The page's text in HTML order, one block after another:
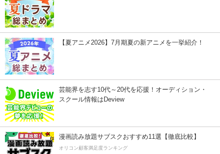
【夏アニメ2026】7月期夏の新アニメを一挙紹介！
芸能界を志す10代～20代を応援！オーディション・
スクール情報はDeview
漫画読み放題サブスクおすすめ11選【徹底比較】
オリコン顧客満足度ランキング